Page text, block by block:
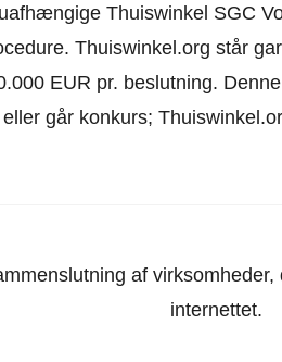
Thuiswinkel SGC
Thuiswinkel.org står
EUR pr. beslutning.
går konkurs;
af
internettet.